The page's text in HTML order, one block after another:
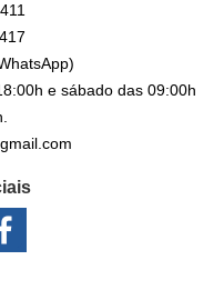
e sábado das 09:00h